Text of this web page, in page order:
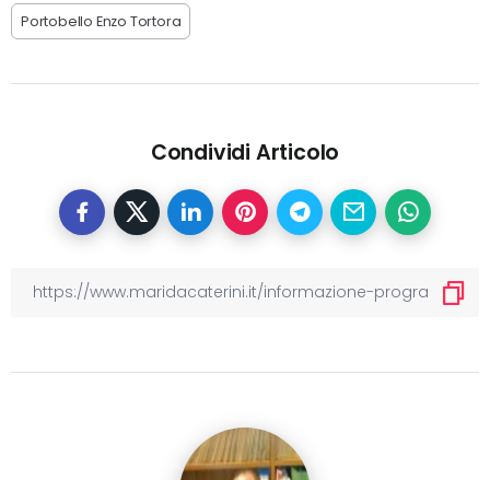
Portobello Enzo Tortora
Condividi Articolo